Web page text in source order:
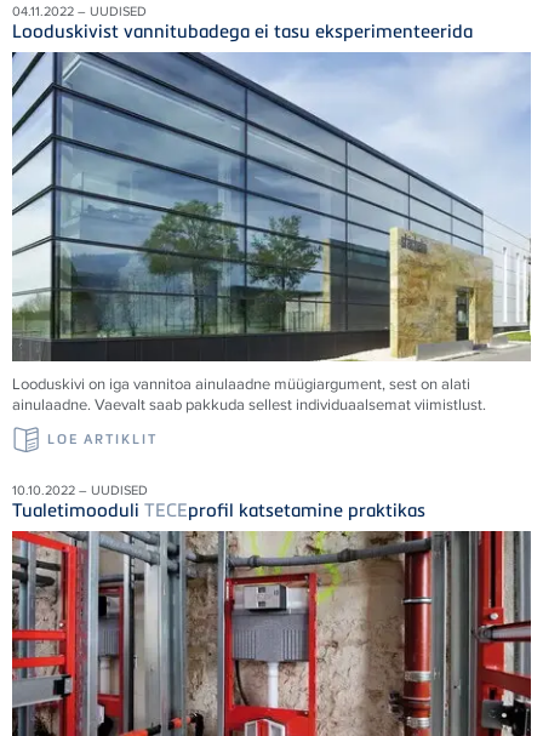
04.11.2022 – UUDISED
Looduskivist vannitubadega ei tasu eksperimenteerida
Looduskivi on iga vannitoa ainulaadne müügiargument, sest on alati
ainulaadne. Vaevalt saab pakkuda sellest individuaalsemat viimistlust.
LOE ARTIKLIT
10.10.2022 – UUDISED
Tualetimooduli TECEprofil katsetamine praktikas